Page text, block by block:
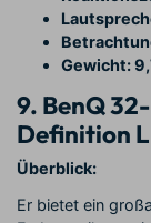
Gewicht:
9. BenQ
Definition
Überblick:
Er bietet ein